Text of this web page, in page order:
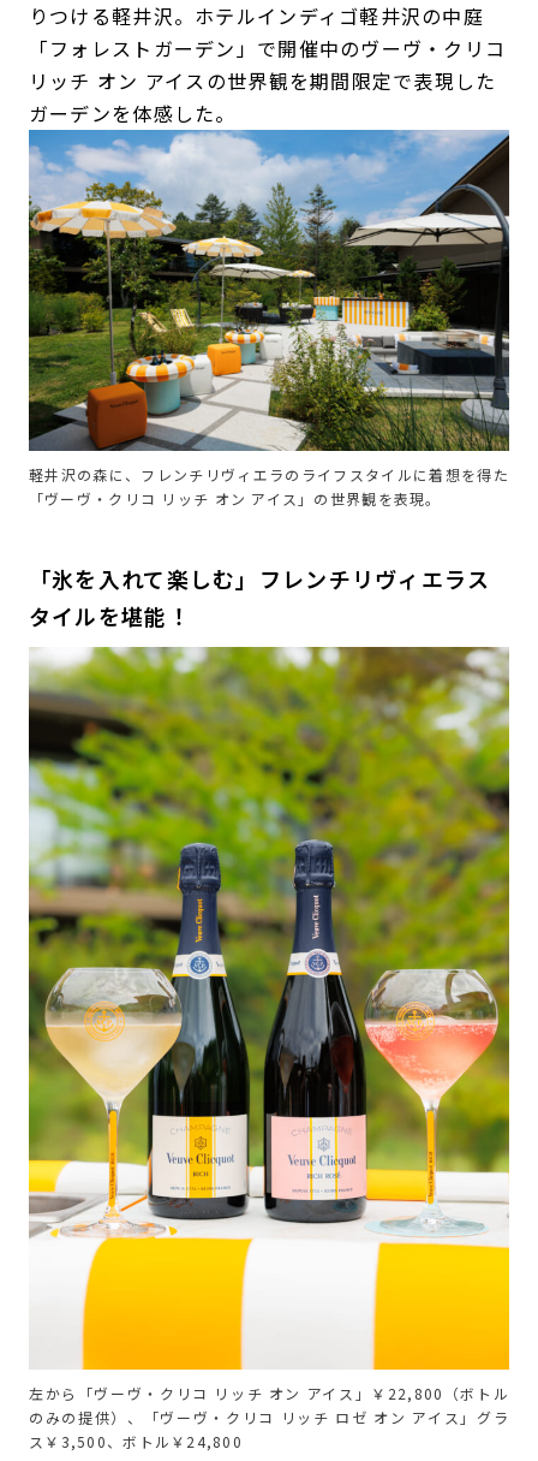
りつける軽井沢。ホテルインディゴ軽井沢の中庭
「フォレストガーデン」で開催中のヴーヴ・クリコ
リッチ オン アイスの世界観を期間限定で表現した
ガーデンを体感した。
軽井沢の森に、フレンチリヴィエラのライフスタイルに着想を得た
「ヴーヴ・クリコ リッチ オン アイス」の世界観を表現。
「氷を入れて楽しむ」フレンチリヴィエラス
タイルを堪能！
左から「ヴーヴ・クリコ リッチ オン アイス」￥22,800（ボトル
のみの提供）、「ヴーヴ・クリコ リッチ ロゼ オン アイス」グラ
ス￥3,500、ボトル￥24,800